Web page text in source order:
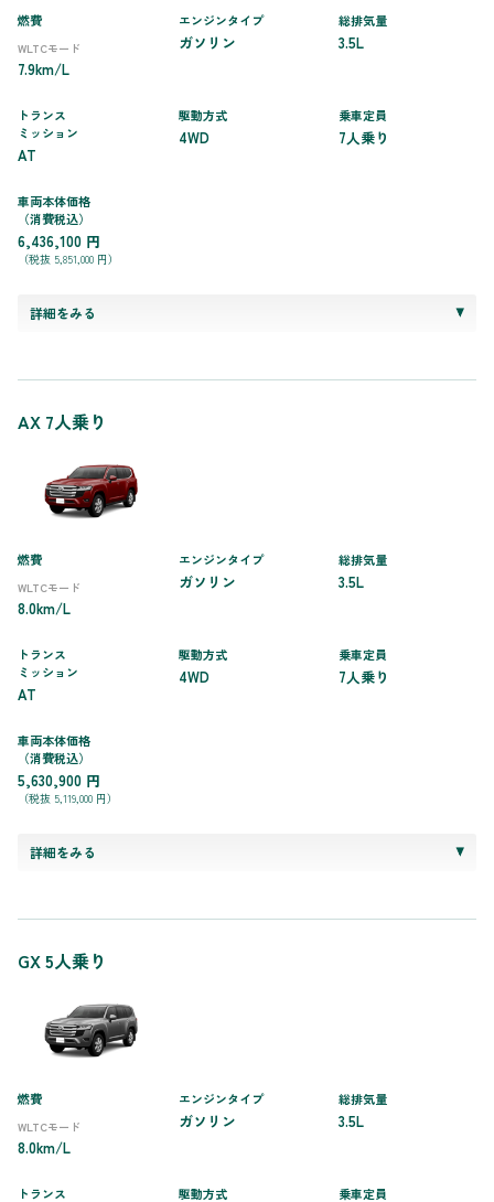
燃費
WLTCモード
7.9km/L
エンジンタイプ
ガソリン
総排気量
3.5L
トランス
ミッション
AT
駆動方式
4WD
乗車定員
7人乗り
車両本体価格
（消費税込）
6,436,100 円
（税抜 5,851,000 円）
詳細をみる
AX 7人乗り
燃費
WLTCモード
8.0km/L
エンジンタイプ
ガソリン
総排気量
3.5L
トランス
ミッション
AT
駆動方式
4WD
乗車定員
7人乗り
車両本体価格
（消費税込）
5,630,900 円
（税抜 5,119,000 円）
詳細をみる
GX 5人乗り
燃費
WLTCモード
8.0km/L
エンジンタイプ
ガソリン
総排気量
3.5L
トランス
駆動方式 乗車定員